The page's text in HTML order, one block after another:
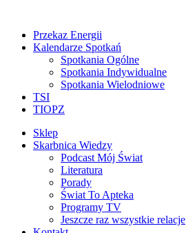
Przekaz Energii
Kalendarze Spotkań
Spotkania Ogólne
Spotkania Indywidualne
Spotkania Wielodniowe
TSI
TIOPZ
Sklep
Skarbnica Wiedzy
Podcast Mój Świat
Literatura
Porady
Świat To Apteka
Programy TV
Jeszcze raz wszystkie relacje